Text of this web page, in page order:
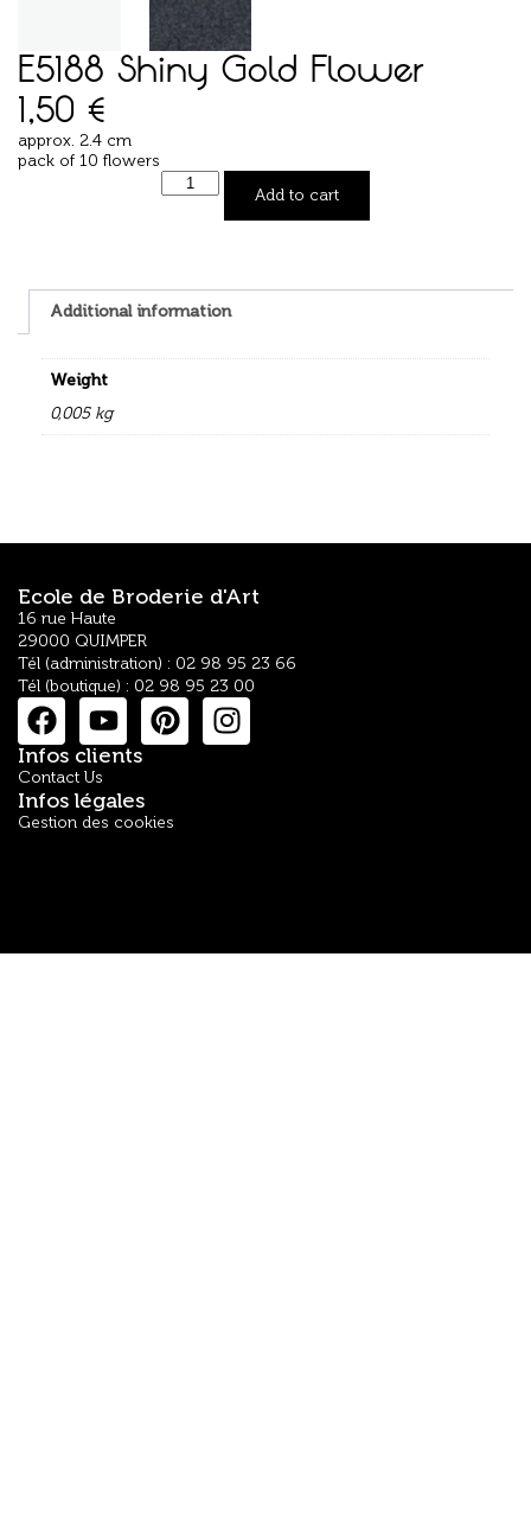
E5188 Shiny Gold Flower
1,50 €
approx. 2.4 cm
pack of 10 flowers
Add to cart
Additional information
Weight
0,005 kg
Ecole de Broderie d'Art
16 rue Haute
29000 QUIMPER
Tél (administration) : 02 98 95 23 66
Tél (boutique) : 02 98 95 23 00
Infos clients
Contact Us
Infos légales
Gestion des cookies